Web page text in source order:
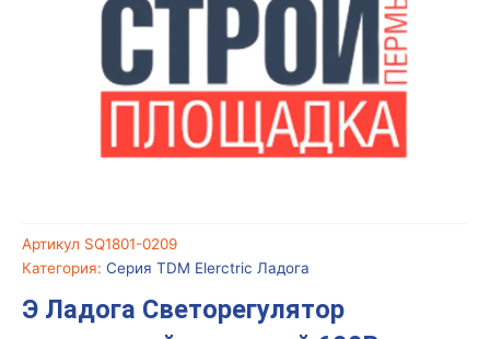
Артикул SQ1801-0209
Категория: Серия TDM Elerctric Ладога
Э Ладога Светорегулятор